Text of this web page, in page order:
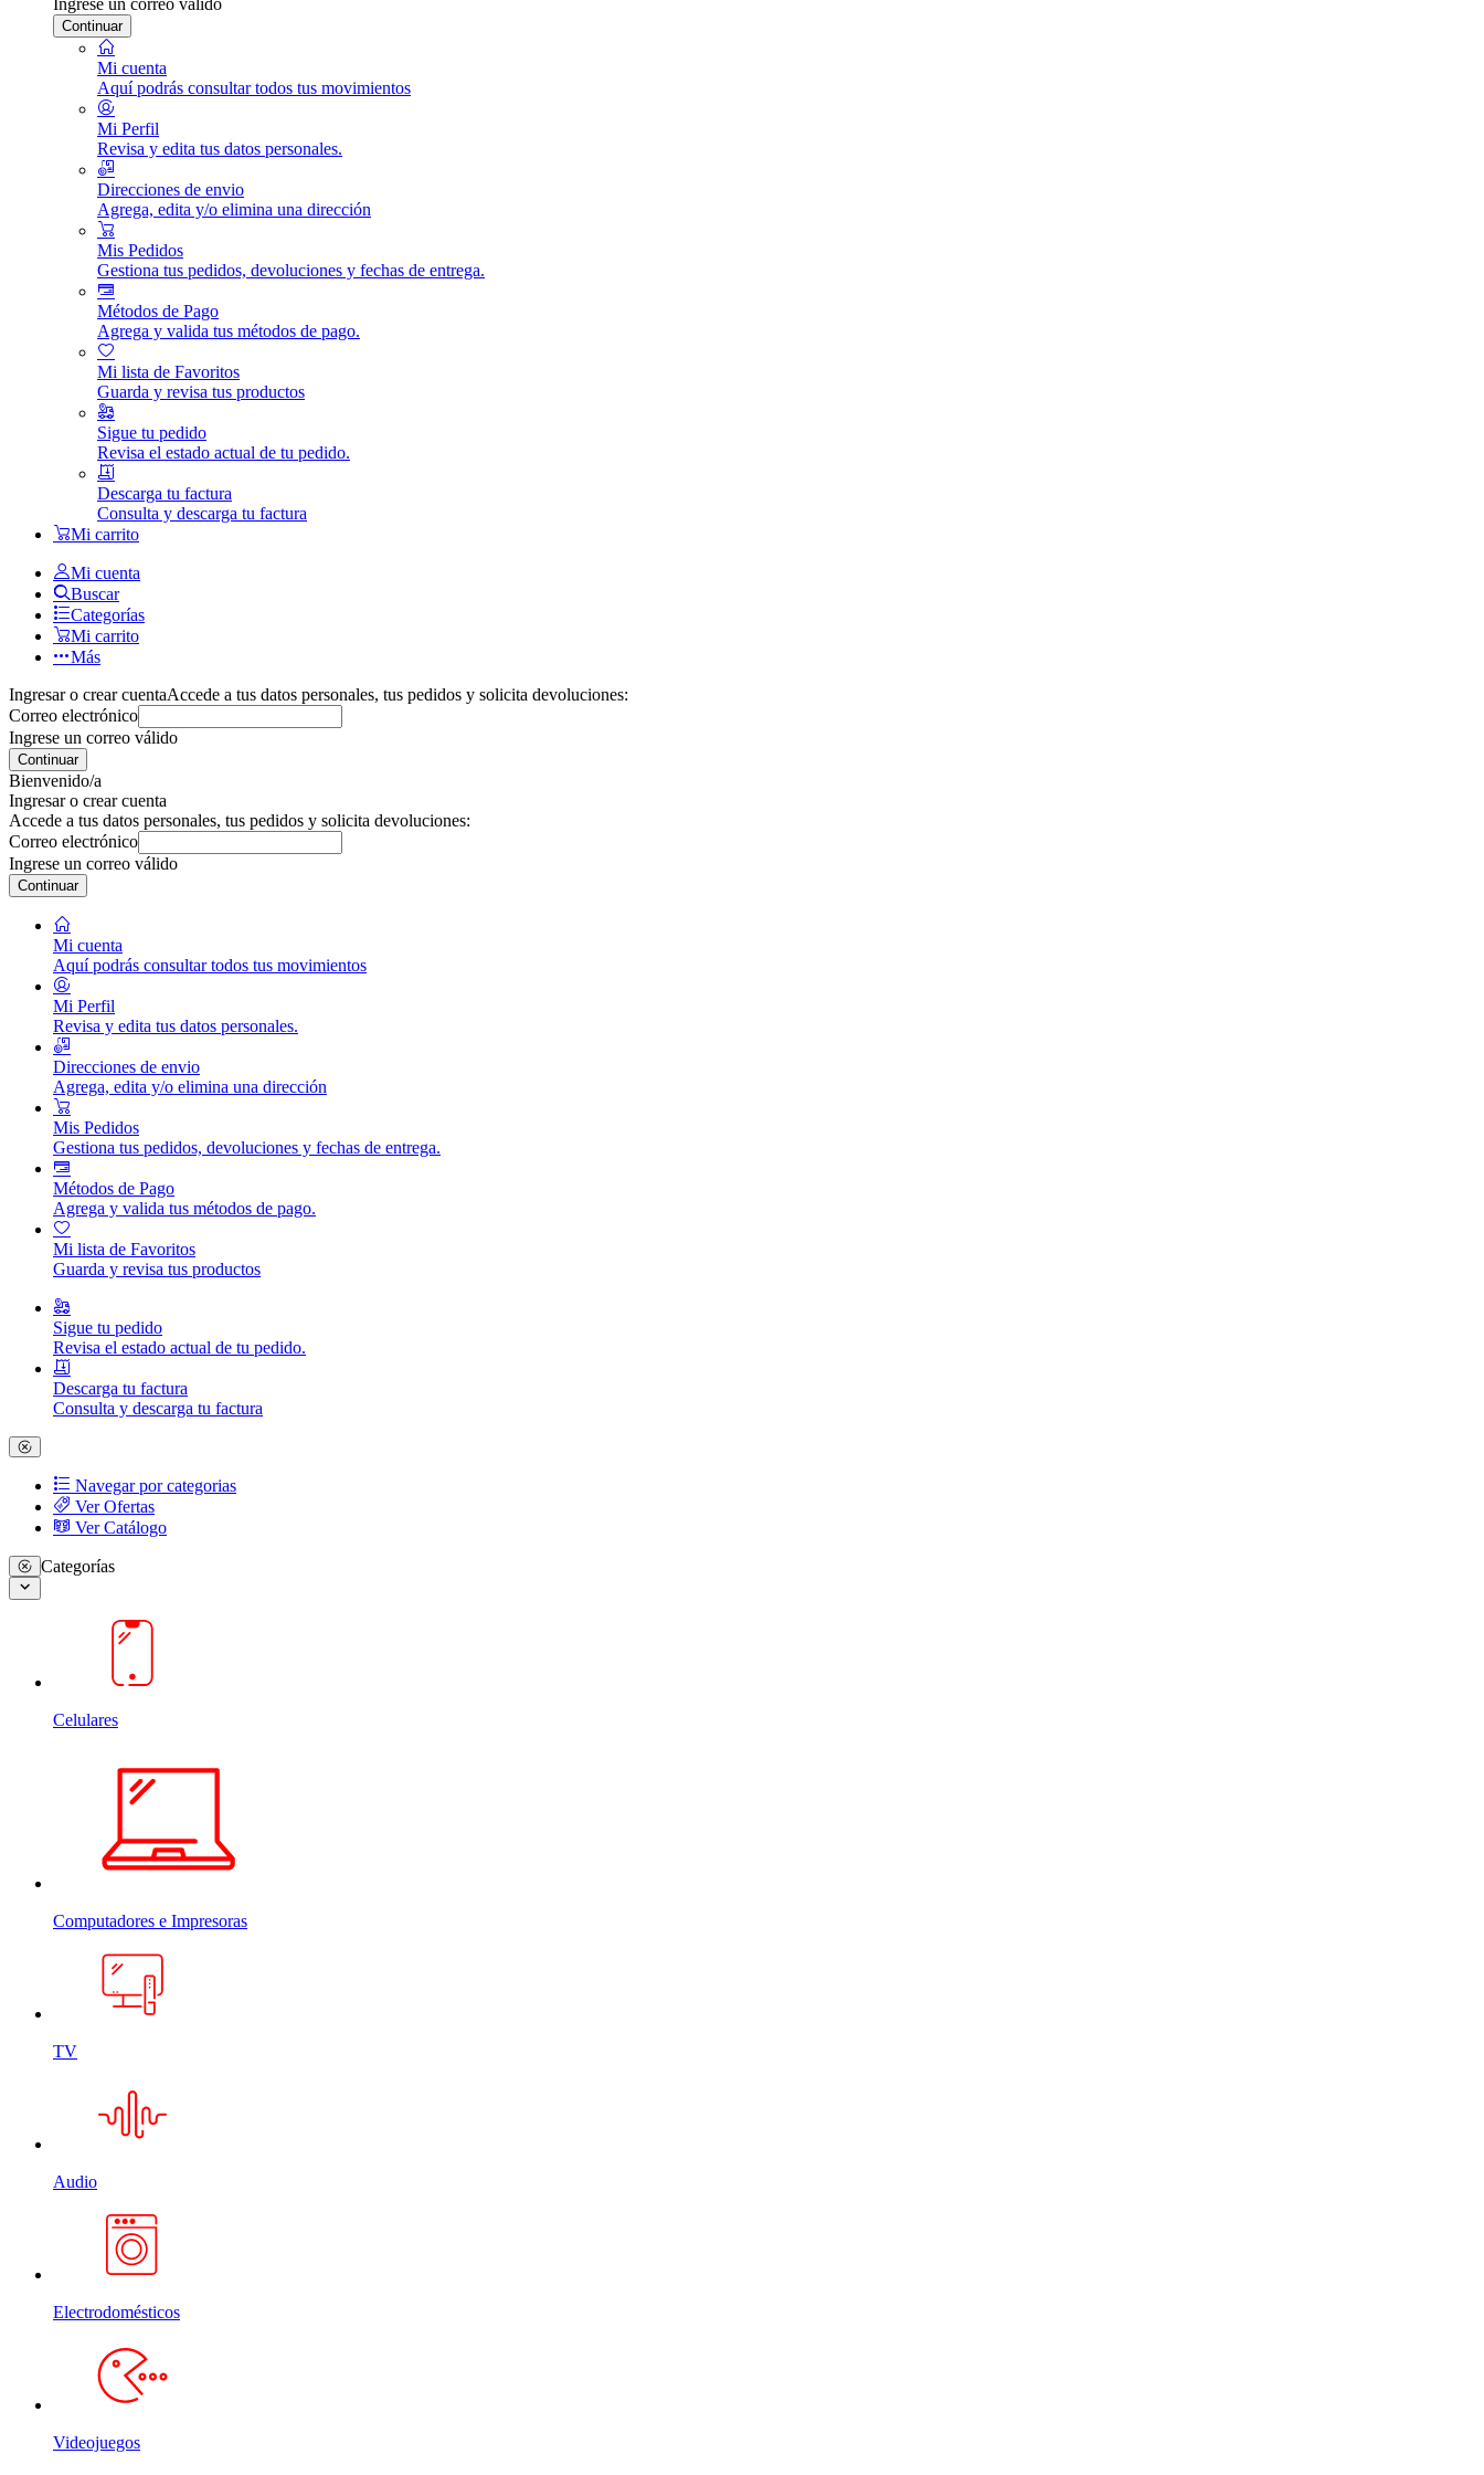
Continuar
Mi cuenta
Aquí podrás consultar todos tus movimientos
Mi Perfil
Revisa y edita tus datos personales.
Direcciones de envio
Agrega, edita y/o elimina una dirección
Mis Pedidos
Gestiona tus pedidos, devoluciones y fechas de entrega.
Métodos de Pago
Agrega y valida tus métodos de pago.
Mi lista de Favoritos
Guarda y revisa tus productos
Sigue tu pedido
Revisa el estado actual de tu pedido.
Descarga tu factura
Consulta y descarga tu factura
Mi carrito
Mi cuenta
Buscar
Categorías
Mi carrito
Más
Ingresar o crear cuentaAccede a tus datos personales, tus pedidos y solicita devoluciones:
Correo electrónico
Ingrese un correo válido
Continuar
Bienvenido/a
Ingresar o crear cuenta
Accede a tus datos personales, tus pedidos y solicita devoluciones:
Correo electrónico
Ingrese un correo válido
Continuar
Mi cuenta
Aquí podrás consultar todos tus movimientos
Mi Perfil
Revisa y edita tus datos personales.
Direcciones de envio
Agrega, edita y/o elimina una dirección
Mis Pedidos
Gestiona tus pedidos, devoluciones y fechas de entrega.
Métodos de Pago
Agrega y valida tus métodos de pago.
Mi lista de Favoritos
Guarda y revisa tus productos
Sigue tu pedido
Revisa el estado actual de tu pedido.
Descarga tu factura
Consulta y descarga tu factura
Navegar por categorias
Ver Ofertas
Ver Catálogo
Categorías
Celulares
Computadores e Impresoras
TV
Audio
Electrodomésticos
Videojuegos